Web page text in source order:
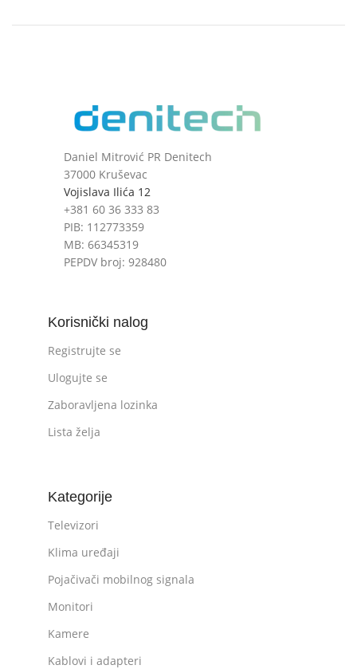
Daniel Mitrović PR Denitech
37000 Kruševac
Vojislava Ilića 12
+381 60 36 333 83
PIB: 112773359
MB: 66345319
PEPDV broj: 928480
Korisnički nalog
Registrujte se
Ulogujte se
Zaboravljena lozinka
Lista želja
Kategorije
Televizori
Klima uređaji
Pojačivači mobilnog signala
Monitori
Kamere
Kablovi i adapteri